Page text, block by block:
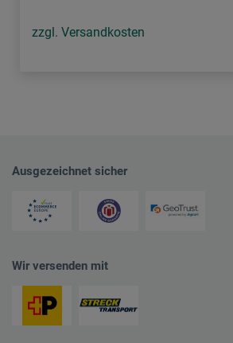
zzgl. Versandkosten
Ausgezeichnet sicher
Wir versenden mit